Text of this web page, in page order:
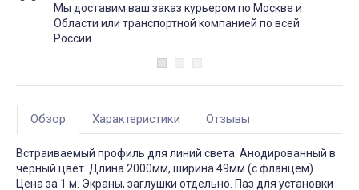
Мы доставим ваш заказ курьером по Москве и
Области или транспортной компанией по всей
России.
Обзор Характеристики Отзывы
Встраиваемый профиль для линий света. Анодированный в
чёрный цвет. Длина 2000мм, ширина 49мм (с фланцем).
Цена за 1 м. Экраны, заглушки отдельно. Паз для установки